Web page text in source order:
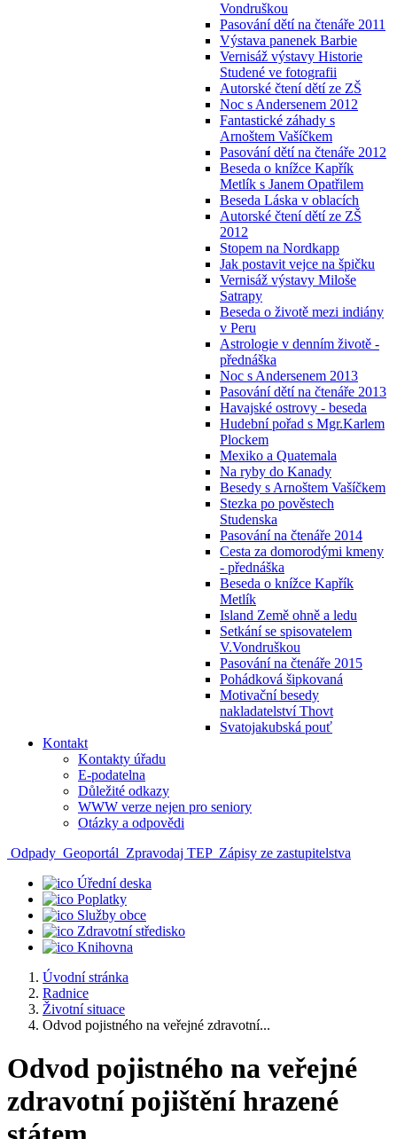
Vondruškou
Pasování dětí na čtenáře 2011
Výstava panenek Barbie
Vernisáž výstavy Historie
Studené ve fotografii
Autorské čtení dětí ze ZŠ
Noc s Andersenem 2012
Fantastické záhady s
Arnoštem Vašíčkem
Pasování dětí na čtenáře 2012
Beseda o knížce Kapřík
Metlík s Janem Opatřilem
Beseda Láska v oblacích
Autorské čtení dětí ze ZŠ
2012
Stopem na Nordkapp
Jak postavit vejce na špičku
Vernisáž výstavy Miloše
Satrapy
Beseda o životě mezi indiány
v Peru
Astrologie v denním životě -
přednáška
Noc s Andersenem 2013
Pasování dětí na čtenáře 2013
Havajské ostrovy - beseda
Hudební pořad s Mgr.Karlem
Plockem
Mexiko a Quatemala
Na ryby do Kanady
Besedy s Arnoštem Vašíčkem
Stezka po pověstech
Studenska
Pasování na čtenáře 2014
Cesta za domorodými kmeny
- přednáška
Beseda o knížce Kapřík
Metlík
Island Země ohně a ledu
Setkání se spisovatelem
V.Vondruškou
Pasování na čtenáře 2015
Pohádková šipkovaná
Motivační besedy
nakladatelství Thovt
Svatojakubská pouť
Kontakt
Kontakty úřadu
E-podatelna
Důležité odkazy
WWW verze nejen pro seniory
Otázky a odpovědi
Odpady Geoportál Zpravodaj TEP Zápisy ze zastupitelstva
Úřední deska
Poplatky
Služby obce
Zdravotní středisko
Knihovna
Úvodní stránka
Radnice
Životní situace
Odvod pojistného na veřejné zdravotní...
Odvod pojistného na veřejné
zdravotní pojištění hrazené